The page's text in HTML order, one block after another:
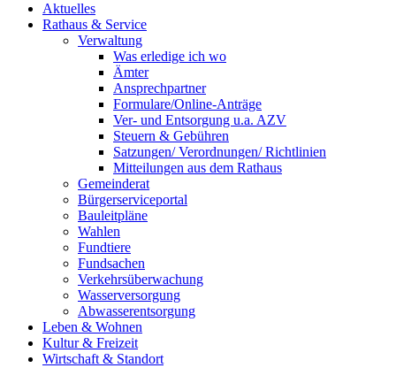
Aktuelles
Rathaus & Service
Verwaltung
Was erledige ich wo
Ämter
Ansprechpartner
Formulare/Online-Anträge
Ver- und Entsorgung u.a. AZV
Steuern & Gebühren
Satzungen/ Verordnungen/ Richtlinien
Mitteilungen aus dem Rathaus
Gemeinderat
Bürgerserviceportal
Bauleitpläne
Wahlen
Fundtiere
Fundsachen
Verkehrsüberwachung
Wasserversorgung
Abwasserentsorgung
Leben & Wohnen
Kultur & Freizeit
Wirtschaft & Standort